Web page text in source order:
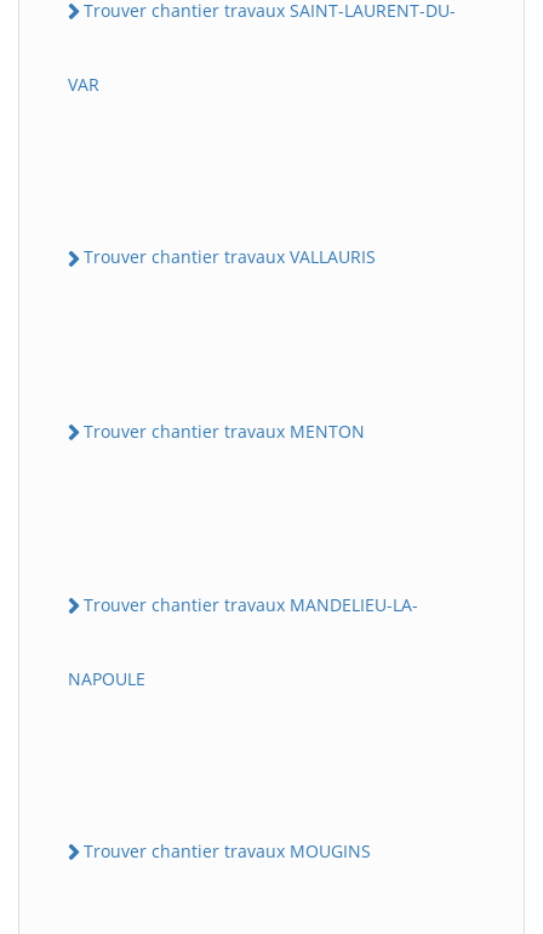
Trouver chantier travaux SAINT-LAURENT-DU-
VAR
Trouver chantier travaux VALLAURIS
Trouver chantier travaux MENTON
Trouver chantier travaux MANDELIEU-LA-
NAPOULE
Trouver chantier travaux MOUGINS